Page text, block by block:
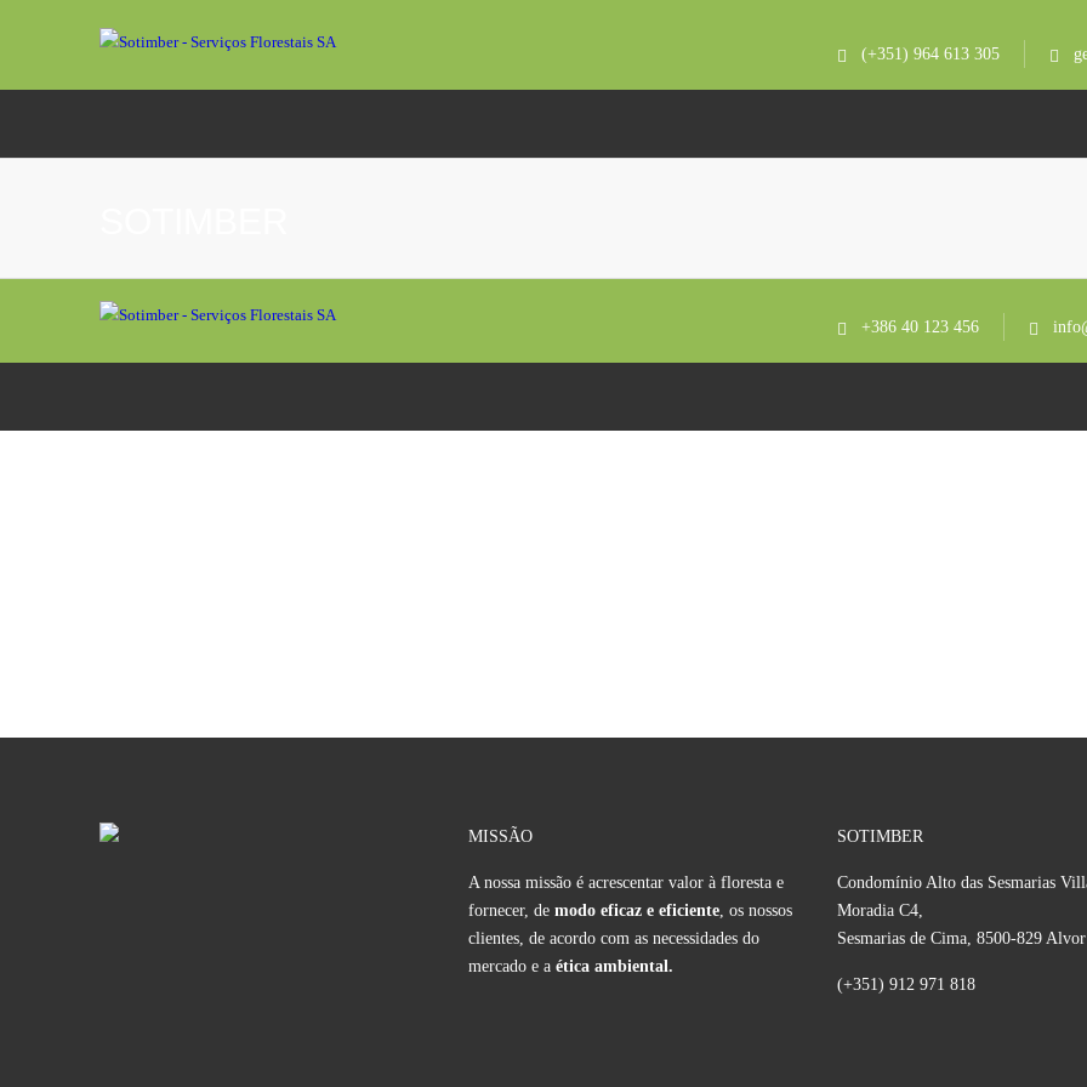
(+351) 964 613 305
+386 40 123 456
MISSÃO
A nossa missão é acrescentar valor à floresta e
fornecer, de modo eficaz e eficiente, os nossos
clientes, de acordo com as necessidades do
mercado e a ética ambiental.
SOTIMBER
Condomínio Alto das Sesmarias
Moradia C4,
Sesmarias de Cima, 8500-829 Alvor
(+351) 912 971 818